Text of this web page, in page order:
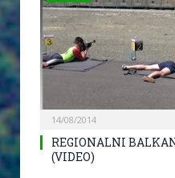
14/08/2014
REGIONALNI
(VIDEO)